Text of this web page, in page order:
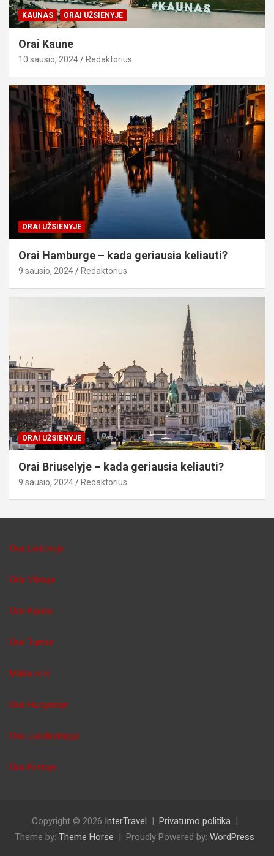
KAUNAS ORAI UŽSIENYJE
Orai Kaune
10 sausio, 2024 Redaktorius
ORAI UŽSIENYJE
Orai Hamburge – kada geriausia keliauti?
9 sausio, 2024 Redaktorius
ORAI UŽSIENYJE
Orai Briuselyje – kada geriausia keliauti?
9 sausio, 2024 Redaktorius
Orai Lietuvoje
Orai Vilniuje
Orai Kaune
Orai Tunise
Malta orai
Orai Hurgadoje
Orai Juodkalnijoje
Orai Kretoje
Copyright © 2026 InterTravel
Privatumo politika
Theme by: Theme Horse Proudly Powered by: WordPress